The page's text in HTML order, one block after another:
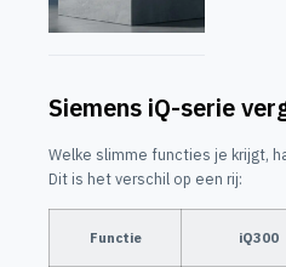
Siemens iQ-serie
Welke slimme functies je krijgt,
Dit is het verschil op een rij:
Functie iQ300